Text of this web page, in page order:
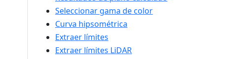
Seleccionar gama de color
Curva hipsométrica
Extraer límites
Extraer límites LiDAR